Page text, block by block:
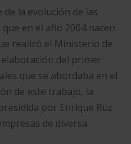
de la evolución de las
en el año 2004 nacen
realizó el Ministerio de
del primer
que se abordaba en el
de este trabajo, la
por Enrique Ruz
de diversa